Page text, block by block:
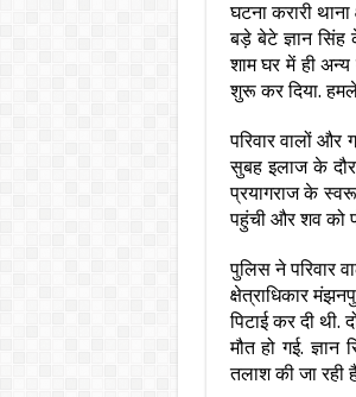
घटना करारी
बड़े बेटे ज्ञान सिंह
शाम घर में ही
शुरू कर दिया. हमले
परिवार वालों
सुबह इलाज के
प्रयागराज के
पहुंची और शव को
पुलिस ने परिवार
क्षेत्राधिकार
पिटाई कर दी थी.
मौत हो गई.
तलाश की जा रही